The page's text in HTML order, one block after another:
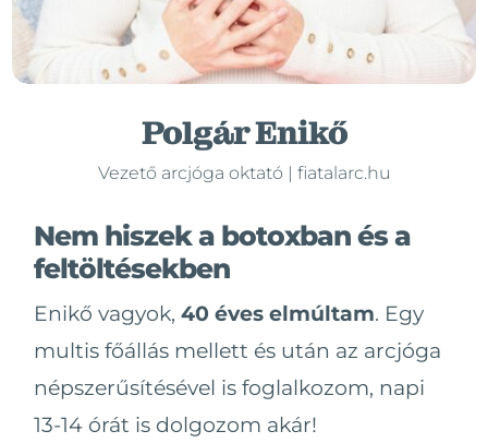
Polgár Enikő
Vezető arcjóga oktató | fiatalarc.hu
Nem hiszek a botoxban és a
feltöltésekben
Enikő vagyok,40 éves elmúltam. Egy
multis főállás mellett és után az arcjóga
népszerűsítésével is foglalkozom, napi
13-14 órát is dolgozom akár!